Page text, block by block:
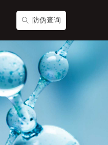
ꄠ 防伪查询